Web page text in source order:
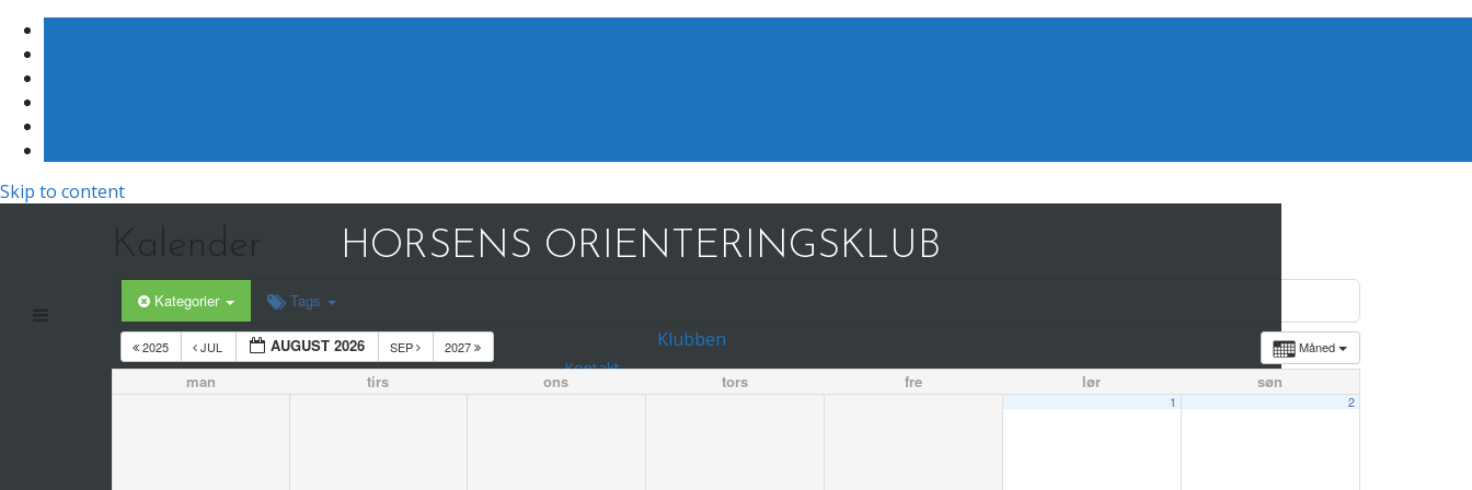
Skip to content
HORSENS ORIENTERINGSKLUB
Klubben
Kontakt
Bestyrelse
Kategorier Tags
Måned
2025 JUL AUGUST 2026 SEP 2027
man tirs ons tors fre lør søn
1 2